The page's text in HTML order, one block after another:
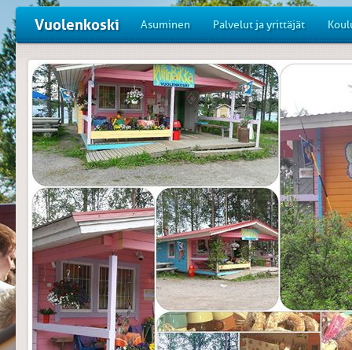
Vuolenkoski Asuminen Palvelut ja yrittäjät